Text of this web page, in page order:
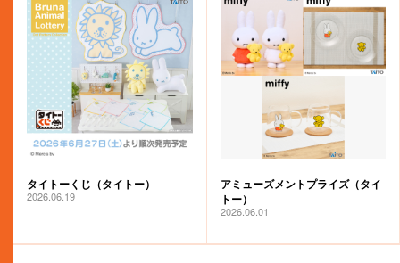
タイトーくじ（タイトー）
2026.06.19
アミューズメントプライズ（タイ
トー）
2026.06.01